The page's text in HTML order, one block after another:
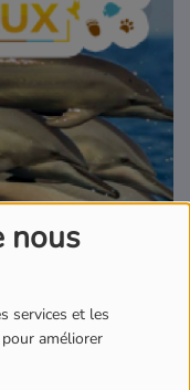
nous
services et les
améliorer